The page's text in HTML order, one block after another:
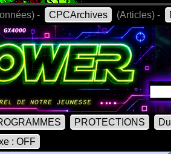
- CPCArchives (Articles) -
PROTECTIONS
: OFF